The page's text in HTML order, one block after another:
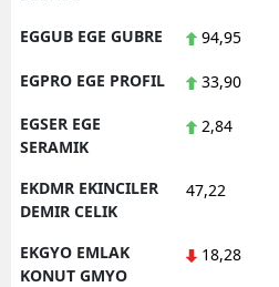
EGGUB EGE GUBRE 94,95
EGPRO EGE PROFIL 33,90
EGSER EGE
SERAMIK
2,84
EKDMR EKINCILER
DEMIR CELIK
47,22
EKGYO EMLAK
KONUT GMYO
18,28